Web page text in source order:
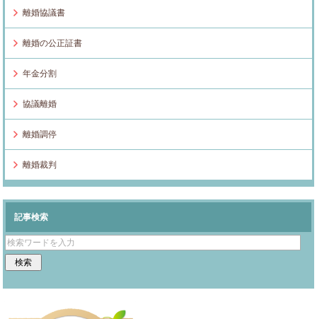
離婚協議書
離婚の公正証書
年金分割
協議離婚
離婚調停
離婚裁判
記事検索